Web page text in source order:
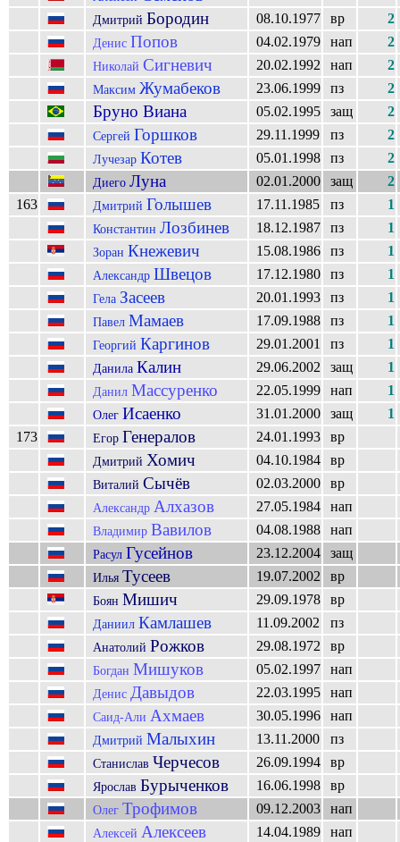
Дмитрий Бородин 08.10.1977 вр 2
Денис Попов 04.02.1979 нап 2
Николай Сигневич 20.02.1992 нап 2
Максим Жумабеков 23.06.1999 пз 2
Бруно Виана 05.02.1995 защ 2
Сергей Горшков 29.11.1999 пз 2
Лучезар Котев 05.01.1998 пз 2
Диего Луна 02.01.2000 защ
2
163
Дмитрий Голышев 17.11.1985 пз 1
Константин Лозбинев 18.12.1987 пз 1
Зоран Кнежевич 15.08.1986 пз 1
Александр Швецов 17.12.1980 пз 1
Гела Засеев 20.01.1993 пз 1
Павел Мамаев 17.09.1988 пз 1
Георгий Каргинов 29.01.2001 пз 1
Данила Калин 29.06.2002 защ 1
Данил Массуренко 22.05.1999 нап 1
Олег Исаенко 31.01.2000 защ
1
173
Егор Генералов 24.01.1993 вр
Дмитрий Хомич 04.10.1984 вр
Виталий Сычёв 02.03.2000 вр
Александр Алхазов 27.05.1984 нап
Владимир Вавилов 04.08.1988 нап
Расул Гусейнов 23.12.2004 защ
Илья Тусеев 19.07.2002 вр
Боян Мишич 29.09.1978 вр
Даниил Камлашев 11.09.2002 пз
Анатолий Рожков 29.08.1972 вр
Богдан Мишуков 05.02.1997 нап
Денис Давыдов 22.03.1995 нап
Саид-Али Ахмаев 30.05.1996 нап
Дмитрий Малыхин 13.11.2000 пз
Станислав Черчесов 26.09.1994 вр
Ярослав Бурыченков 16.06.1998 вр
Олег Трофимов 09.12.2003 нап
Алексей Алексеев 14.04.1989 нап